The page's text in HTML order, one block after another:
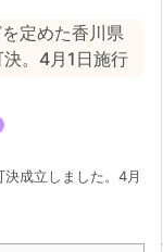
定めた香川県
決。4月1日施行
成立しました。4月